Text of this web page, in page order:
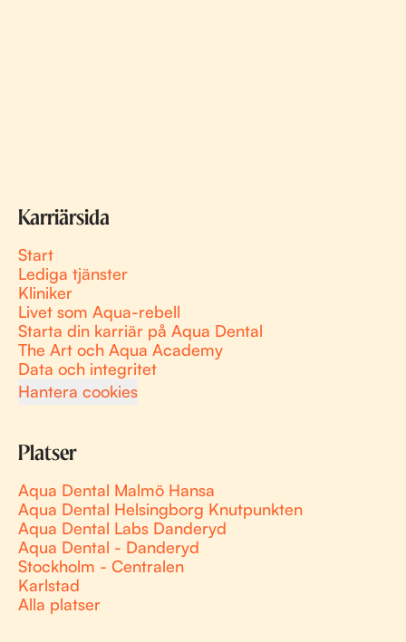
Karriärsida
Start
Lediga tjänster
Kliniker
Livet som Aqua-rebell
Starta din karriär på Aqua Dental
The Art och Aqua Academy
Data och integritet
Hantera cookies
Platser
Aqua Dental Malmö Hansa
Aqua Dental Helsingborg Knutpunkten
Aqua Dental Labs Danderyd
Aqua Dental - Danderyd
Stockholm - Centralen
Karlstad
Alla platser